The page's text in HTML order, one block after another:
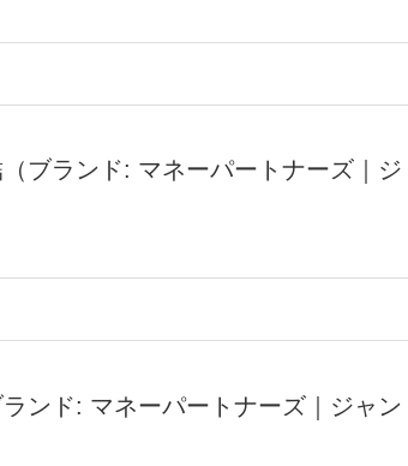
ブランド: マネーパートナーズ｜ジ
ンド: マネーパートナーズ｜ジャン